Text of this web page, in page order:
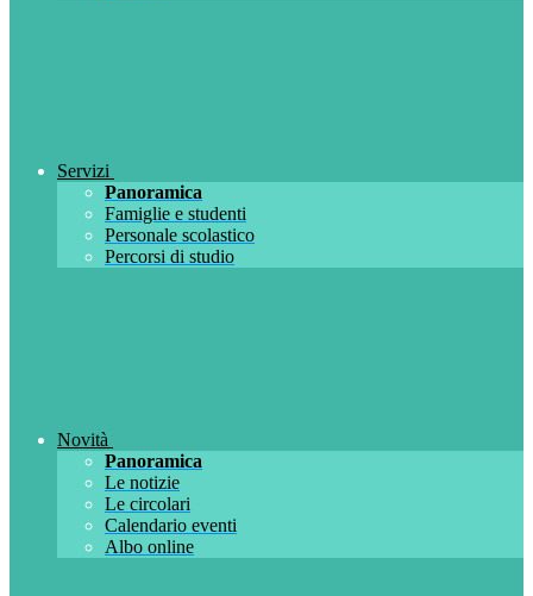
Servizi
Panoramica
Famiglie e studenti
Personale scolastico
Percorsi di studio
Novità
Panoramica
Le notizie
Le circolari
Calendario eventi
Albo online